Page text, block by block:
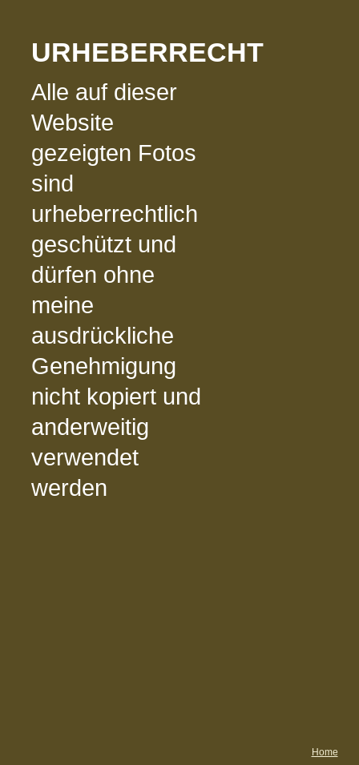
URHEBERRECHT
Alle auf dieser
Website
gezeigten Fotos
sind
urheberrechtlich
geschützt und
dürfen ohne
meine
ausdrückliche
Genehmigung
nicht kopiert und
anderweitig
verwendet
werden
Home